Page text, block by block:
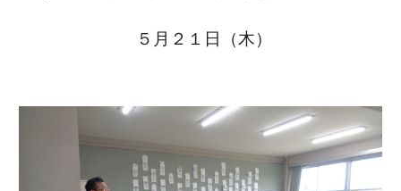
５月２ １ 日（木）